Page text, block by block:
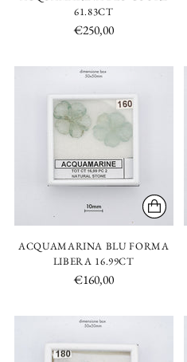
61.83CT
€250,00
ACQUAMARINA BLU FORMA
LIBERA 16.99CT
€160,00